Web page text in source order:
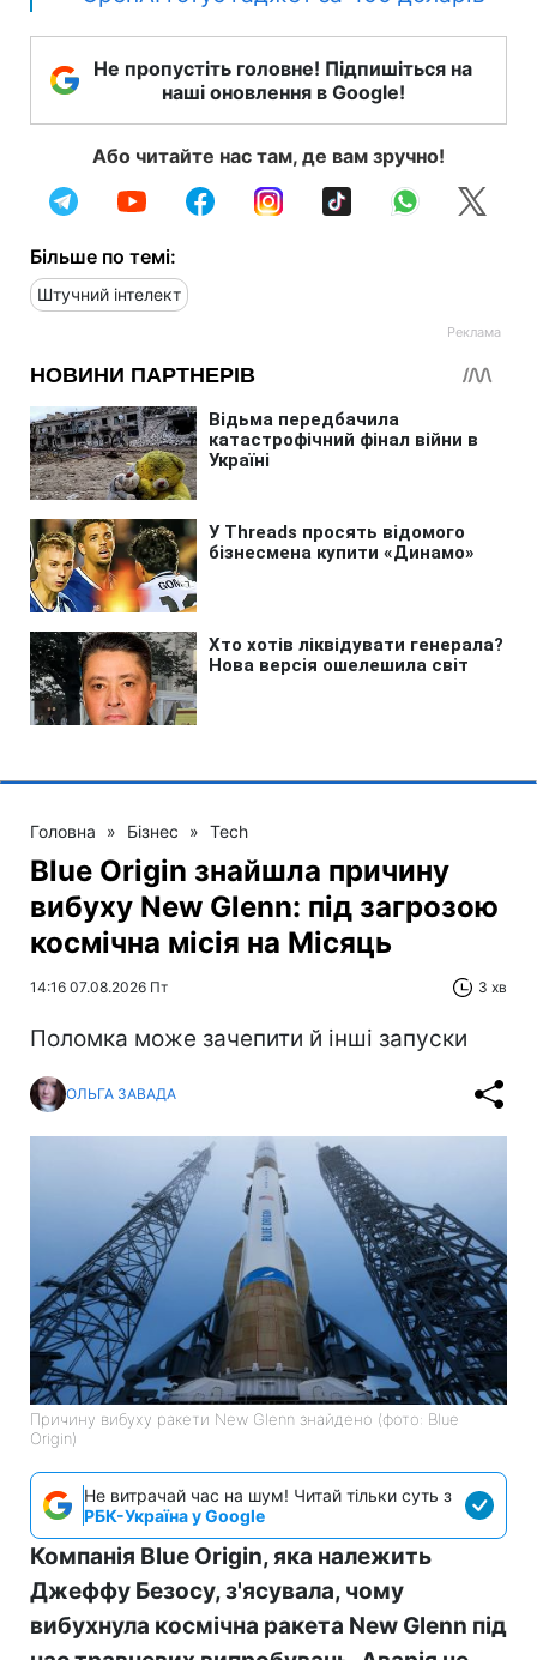
Не пропустіть головне! Підпишіться на
наші оновлення в Google!
Або читайте нас там, де вам зручно!
Більше по темі:
Штучний інтелект
Головна » Бізнес » Tech
Blue Origin знайшла причину
вибуху New Glenn: під загрозою
космічна місія на Місяць
14:16 07.08.2026 Пт 3 хв
Поломка може зачепити й інші запуски
ОЛЬГА ЗАВАДА
Причину вибуху ракети New Glenn знайдено (фото: Blue
Origin)
Не витрачай час на шум! Читай тільки суть з
РБК-Україна у Google
Компанія Blue Origin, яка належить
Джеффу Безосу, з'ясувала, чому
вибухнула космічна ракета New Glenn під